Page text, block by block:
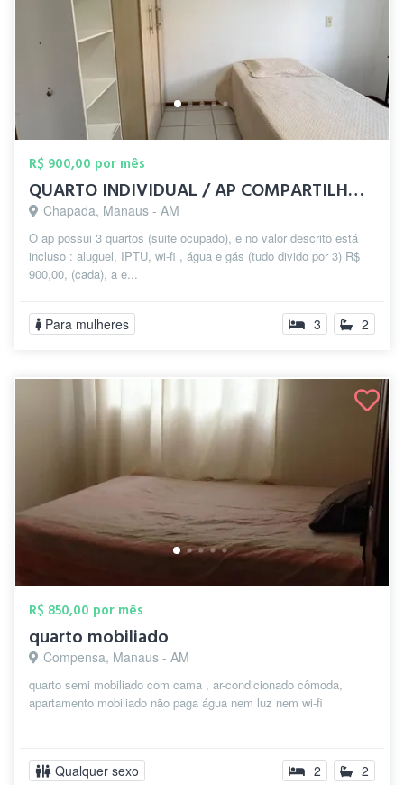
R$ 900,00 por mês
QUARTO INDIVIDUAL / AP COMPARTILHADO MOB...
Chapada, Manaus - AM
O ap possui 3 quartos (suite ocupado), e no valor descrito está
incluso : aluguel, IPTU, wi-fi , água e gás (tudo divido por 3) R$
900,00, (cada), a e...
Para mulheres 3 2
R$ 850,00 por mês
quarto mobiliado
Compensa, Manaus - AM
quarto semi mobiliado com cama , ar-condicionado cômoda,
apartamento mobiliado não paga água nem luz nem wi-fi
Qualquer sexo 2 2